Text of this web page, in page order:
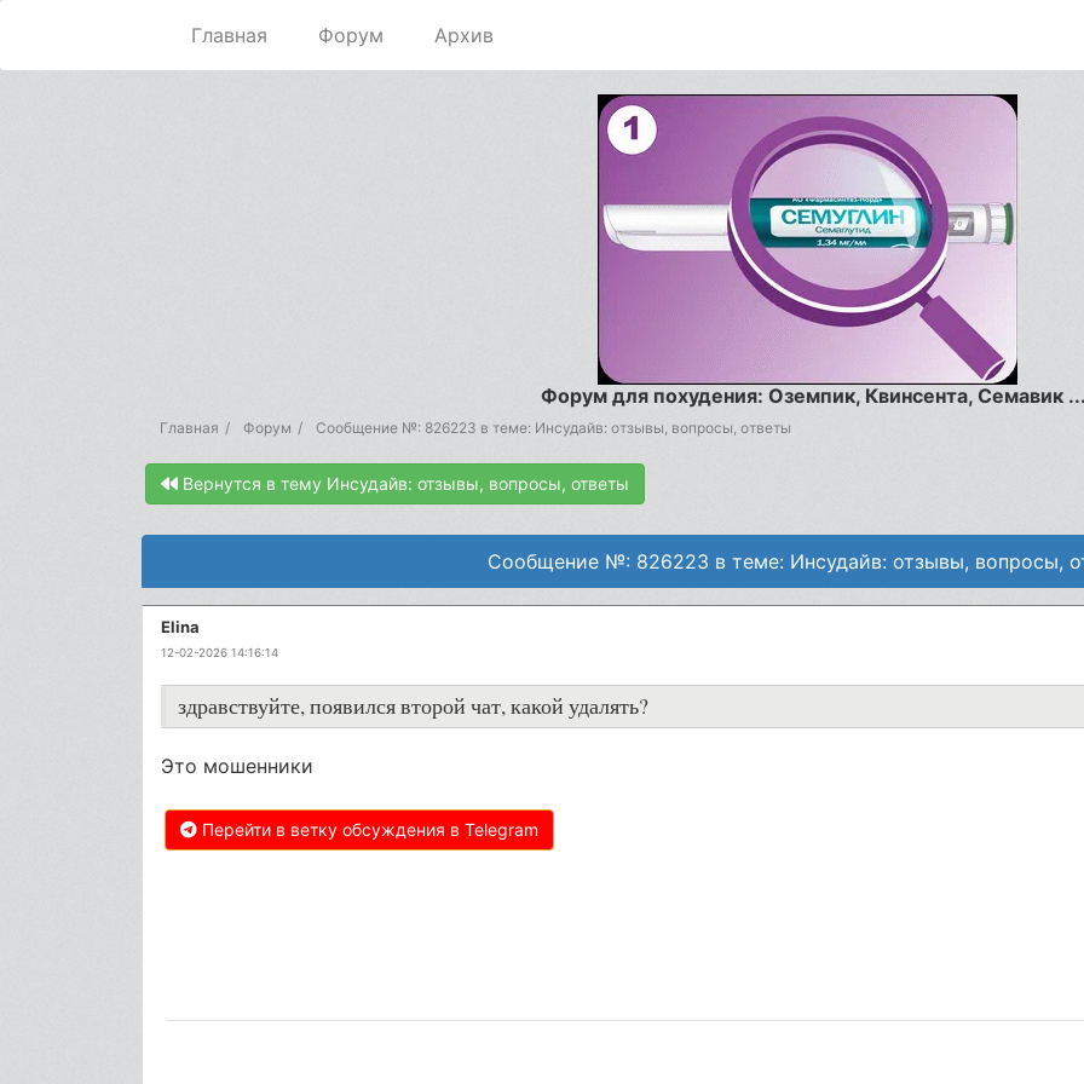
Главная Форум Архив
Форум для похудения: Оземпик, Квинсента, Семавик
Главная Форум Сообщение №: 826223 в теме: Инсудайв: отзывы, вопросы, ответы
Вернутся в тему Инсудайв: отзывы, вопросы, ответы
Сообщение №: 826223 в теме: Инсудайв: отзывы, вопросы,
Elina
12-02-2026 14:16:14
здравствуйте, появился второй чат, какой удалять?
Это мошенники
Перейти в ветку обсуждения в Telegram